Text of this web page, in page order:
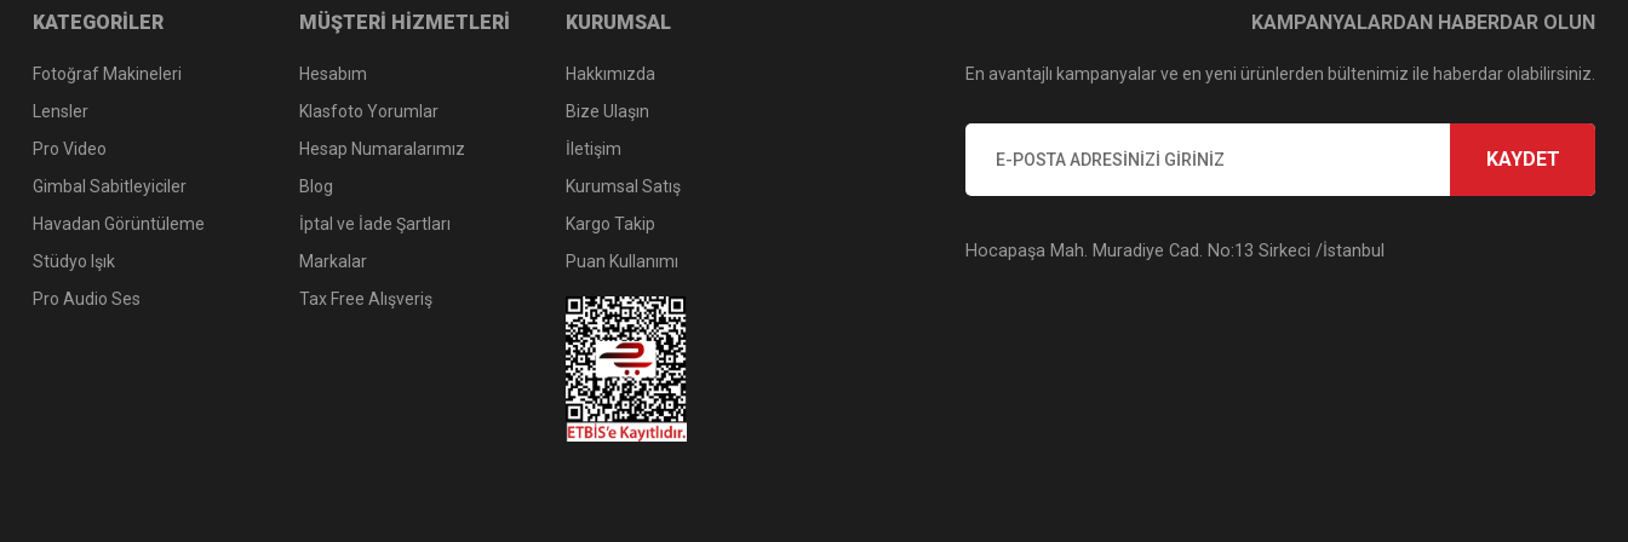
KATEGORİLER
Fotoğraf Makineleri
Lensler
Pro Video
Gimbal Sabitleyiciler
Havadan Görüntüleme
Stüdyo Işık
Pro Audio Ses
MÜŞTERİ HİZMETLERİ
Hesabım
Klasfoto Yorumlar
Hesap Numaralarımız
Blog
İptal ve İade Şartları
Markalar
Tax Free Alışveriş
KURUMSAL
Hakkımızda
Bize Ulaşın
İletişim
Kurumsal Satış
Kargo Takip
Puan Kullanımı
KAMPANYALARDAN HABERDAR OLUN
En avantajlı kampanyalar ve en yeni ürünlerden bültenimiz ile haberdar olabilirsiniz.
KAYDET
Hocapaşa Mah. Muradiye Cad. No:13 Sirkeci /İstanbul